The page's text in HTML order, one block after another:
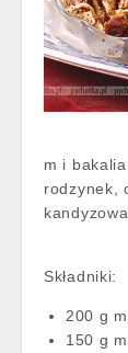
m i
rodzynek,
Składniki:
200 g
150 g